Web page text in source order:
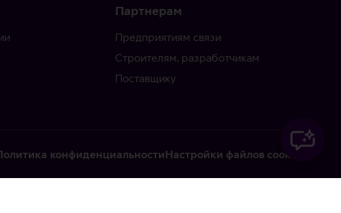
Партнерам
Предприятиям связи
Строителям, разработчикам
Поставщику
конфиденциальностиНастройки файлов cookie